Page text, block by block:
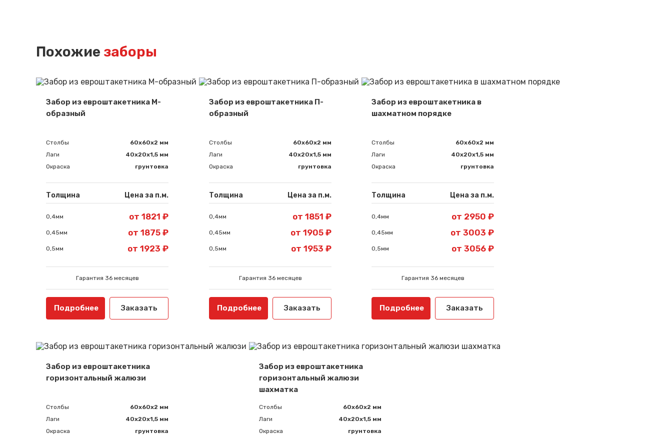
Похожие заборы
Забор из евроштакетника М-
образный
Столбы
60х60х2 мм
Лаги
40х20х1,5 мм
Окраска
грунтовка
Толщина Цена за п.м.
0,4мм от 1821 ₽
0,45мм от 1875 ₽
0,5мм от 1923 ₽
Гарантия 36 месяцев
Подробнее Заказать
Забор из евроштакетника П-
образный
Столбы
60х60х2 мм
Лаги
40х20х1,5 мм
Окраска
грунтовка
Толщина Цена за п.м.
0,4мм от 1851 ₽
0,45мм от 1905 ₽
0,5мм от 1953 ₽
Гарантия 36 месяцев
Подробнее Заказать
Забор из евроштакетника в
шахматном порядке
Столбы
60х60х2 мм
Лаги
40х20х1,5 мм
Окраска
грунтовка
Толщина Цена за п.м.
0,4мм от 2950 ₽
0,45мм от 3003 ₽
0,5мм от 3056 ₽
Гарантия 36 месяцев
Подробнее Заказать
Забор из евроштакетника
горизонтальный жалюзи
Столбы
60х60х2 мм
Лаги
40х20х1,5 мм
Окраска
грунтовка
Забор из евроштакетника
горизонтальный жалюзи
шахматка
Столбы
60х60х2 мм
Лаги
40х20х1,5 мм
Окраска
грунтовка
Сообщение успешно отправлено
Спасибо за обращение, наш специалист свяжется с Вами.